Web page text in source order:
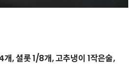
개, 셜롯 1/8개, 고추냉이 1작은술,